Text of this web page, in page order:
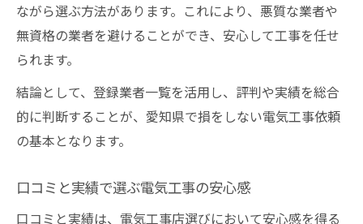
ながら選ぶ方法があります。これにより、悪質な業者や
無資格の業者を避けることができ、安心して工事を任せ
られます。
結論として、登録業者一覧を活用し、評判や実績を総合
的に判断することが、愛知県で損をしない電気工事依頼
の基本となります。
口コミと実績で選ぶ電気工事の安心感
口コミと実績は、電気工事店選びにおいて安心感を得る